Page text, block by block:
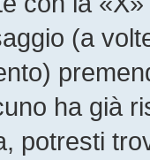
(a
ha già
potresti